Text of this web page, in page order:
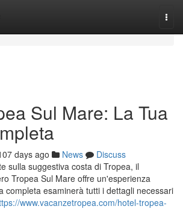
Sul Mare: La Tua
days ago News
Discuss
sulla suggestiva costa di Tropea, il
Tropea Sul Mare offre un'esperienza
completa esaminerà tutti i dettagli necessari
www.vacanzetropea.com/hotel-tropea-